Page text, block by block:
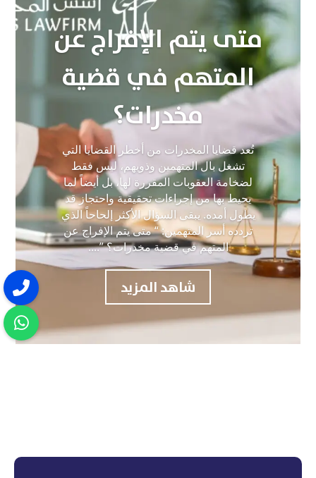
متى يتم الإفراج عن
المتهم في قضية
مخدرات؟
تُعد قضايا المخدرات من أخطر القضايا التي
تشغل بال المتهمين وذويهم، ليس فقط
لضخامة العقوبات المقررة لها، بل أيضاً لما
يحيط بها من إجراءات تحقيقية واحتجاز قد
يطول أمده. يبقى السؤال الأكثر إلحاحاً الذي
تردده أسر المتهمين: “ متى يتم الإفراج عن
المتهم في قضية مخدرات؟ ”....
شاهد المزيد